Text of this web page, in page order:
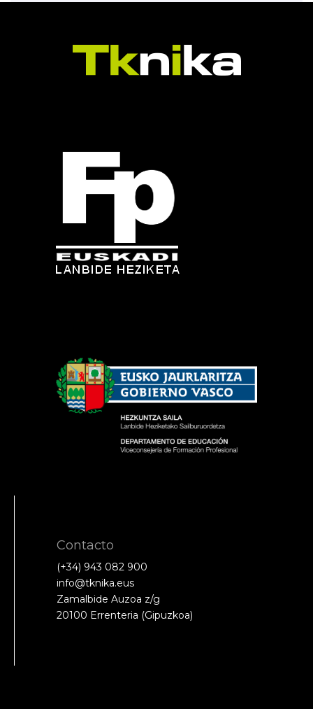
Contacto
(+34) 943 082 900
info@tknika.eus
Zamalbide Auzoa z/g
20100 Errenteria (Gipuzkoa)